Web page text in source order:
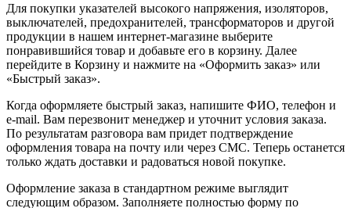
Для покупки указателей высокого напряжения, изоляторов,
выключателей, предохранителей, трансформаторов и другой
продукции в нашем интернет-магазине выберите
понравившийся товар и добавьте его в корзину. Далее
перейдите в Корзину и нажмите на «Оформить заказ» или
«Быстрый заказ».
Когда оформляете быстрый заказ, напишите ФИО, телефон и
e-mail. Вам перезвонит менеджер и уточнит условия заказа.
По результатам разговора вам придет подтверждение
оформления товара на почту или через СМС. Теперь останется
только ждать доставки и радоваться новой покупке.
Оформление заказа в стандартном режиме выглядит
следующим образом. Заполняете полностью форму по